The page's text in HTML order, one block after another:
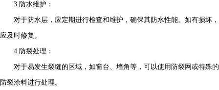
3.防水维护：
对于防水层，应定期进行检查和维护，确保其防水性能。如有损坏，
应及时修复。
4.防裂处理：
对于易发生裂缝的区域，如窗台、墙角等，可以使用防裂网或特殊的
防裂涂料进行处理。